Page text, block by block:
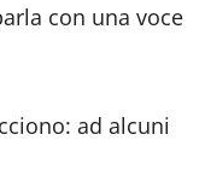
con una voce
ad alcuni